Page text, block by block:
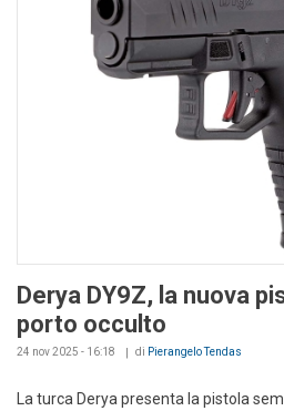
Derya DY9Z, la nuova
porto occulto
24 nov 2025 - 16:18 di Pierangelo Tendas
La turca Derya presenta la pistola